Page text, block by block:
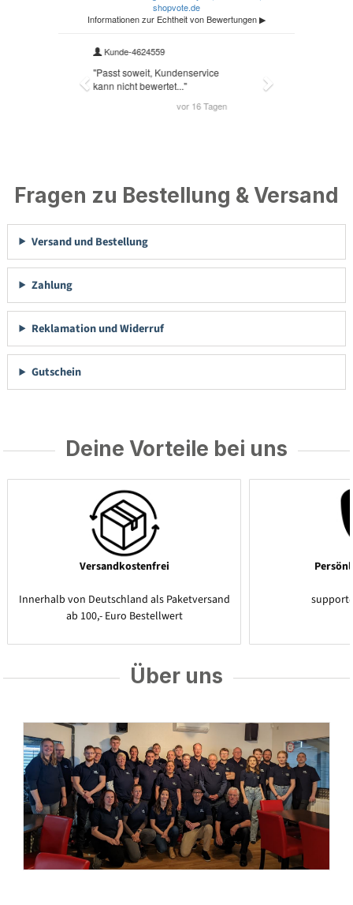
Fragen zu Bestellung & Versand
Versand und Bestellung
Zahlung
Reklamation und Widerruf
Gutschein
Deine Vorteile bei uns
Versandkostenfrei
Innerhalb von Deutschland als Paketversand
ab 100,- Euro Bestellwert
Über uns